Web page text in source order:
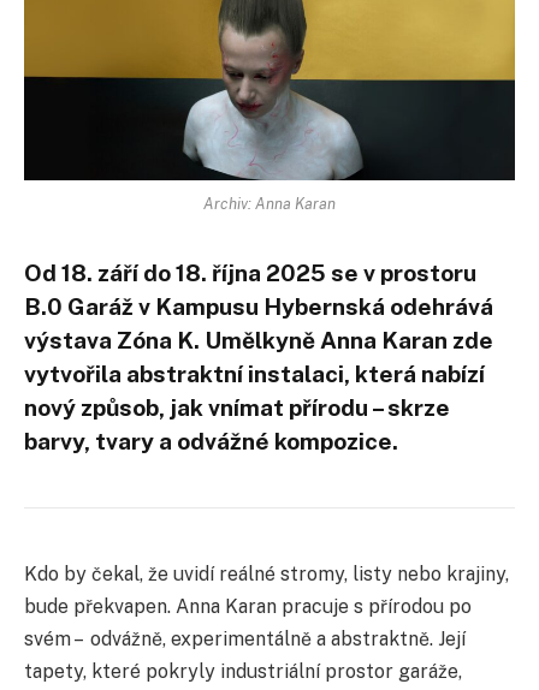
Archiv: Anna Karan
Od 18. září do 18. října 2025 se v prostoru
B.0 Garáž v Kampusu Hybernská odehrává
výstava Zóna K. Umělkyně Anna Karan zde
vytvořila abstraktní instalaci, která nabízí
nový způsob, jak vnímat přírodu – skrze
barvy, tvary a odvážné kompozice.
Kdo by čekal, že uvidí reálné stromy, listy nebo krajiny,
bude překvapen. Anna Karan pracuje s přírodou po
svém – odvážně, experimentálně a abstraktně. Její
tapety, které pokryly industriální prostor garáže,